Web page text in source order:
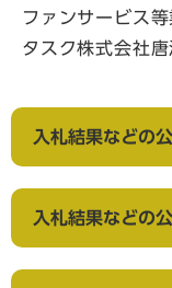
ファンサービス
タスク株式会社
入札結果などの
入札結果などの